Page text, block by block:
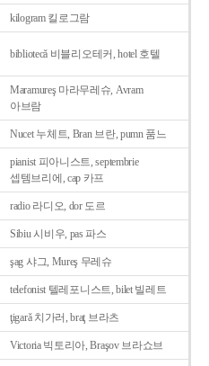
kilogram 킬로그람
bibliotecǎ 비블리오테커, hotel 호텔
Maramureş 마라무레슈, Avram
아브람
Nucet 누체트, Bran 브란, pumn 품느
pianist 피아니스트, septembrie
셉템브리에, cap 카프
radio 라디오, dor 도르
Sibiu 시비우, pas 파스
şag 샤그, Mureş 무레슈
telefonist 텔레포니스트, bilet 빌레트
ţigarǎ 치가러, braţ 브라츠
Victoria 빅토리아, Braşov 브라쇼브